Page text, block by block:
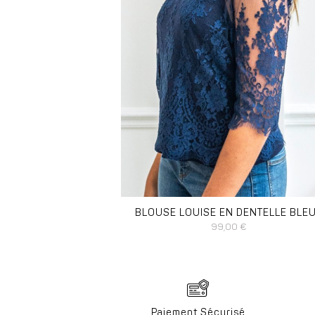
DISPONIBLE EN :
BLOUSE LOUISE EN DENTELLE
99,00€